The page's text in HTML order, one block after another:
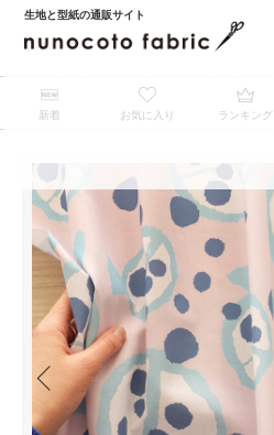
生地と型紙の通販サイト
新着 お気に入り ランキング